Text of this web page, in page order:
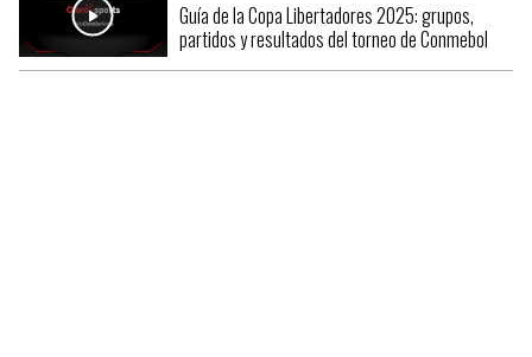
Guía de la Copa Libertadores 2025: grupos,
partidos y resultados del torneo de Conmebol